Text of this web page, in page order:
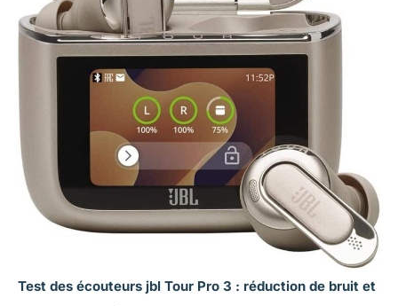
Test des écouteurs jbl Tour Pro 3 : réduction de bruit et